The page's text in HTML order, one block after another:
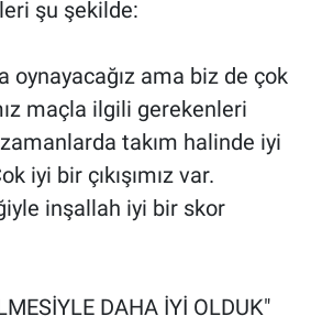
şu şekilde:
oynayacağız ama biz de çok
maçla ilgili gerekenleri
takım halinde iyi
iyi bir çıkışımız var.
inşallah iyi bir skor
DAHA İYİ OLDUK"